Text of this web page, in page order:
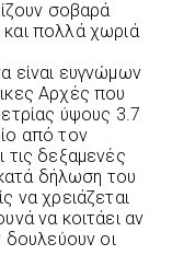
σοβαρά
πολλά χωριά
είναι ευγνώμων
Αρχές που
ύψους 3.7
από τον
τις δεξαμενές
δήλωση του
να χρειάζεται
να κοιτάει αν
δουλεύουν οι